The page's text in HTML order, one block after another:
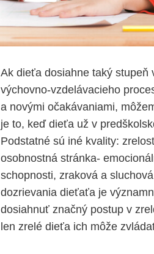
Ak dieťa dosiahne taký
výchovno-vzdelávacieho
a novými očakávaniami,
je to, keď dieťa už v
Podstatné sú iné kvality:
osobnostná stránka-
schopnosti, zraková a
dozrievania dieťaťa je
dosiahnuť značný postup v
len zrelé dieťa ich môže